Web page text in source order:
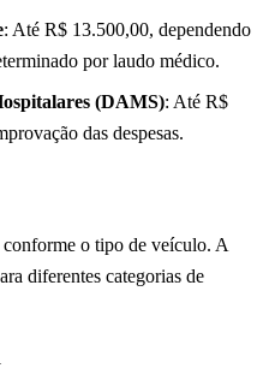
: Até R$ 13.500,00, dependendo
por laudo médico.
(DAMS): Até R$
das despesas.
o tipo de veículo. A
diferentes categorias de